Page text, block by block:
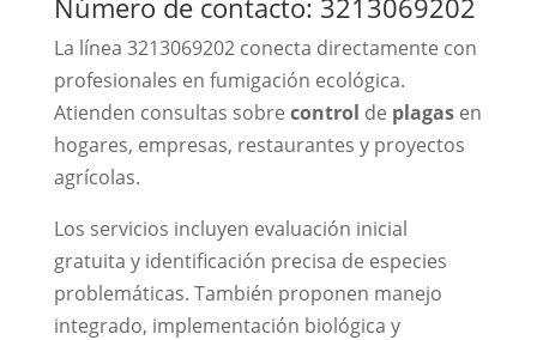
La línea 3213069202 conecta directamente con
profesionales en fumigación ecológica.
Atienden consultas sobre control de plagasen
hogares, empresas, restaurantes y proyectos
agrícolas.
Los servicios incluyen evaluación inicial
gratuita y identificación precisa de especies
problemáticas. También proponen manejo
integrado, implementación biológica y